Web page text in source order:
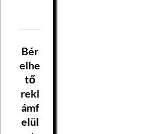
Bér
elhe
tő
rekl
ámf
elül